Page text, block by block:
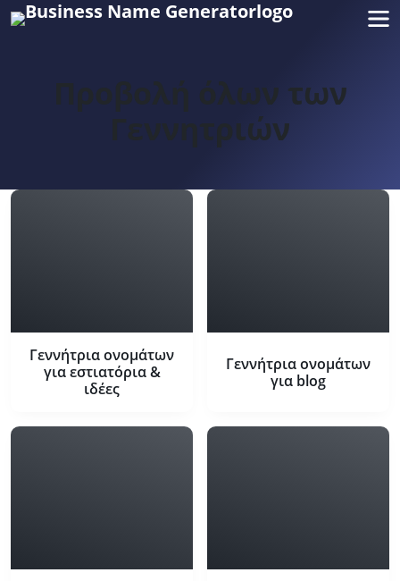
Προβολή όλων των
Γεννητριών
Γεννήτρια ονομάτων
για εστιατόρια &
ιδέες
Γεννήτρια oνομάτων
για blog